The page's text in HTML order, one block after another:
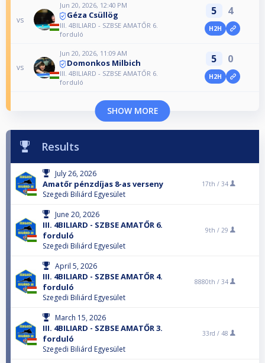
vs
Jun 20, 2026, 12:40 PM
Géza Csüllög
III. 4BILIARD - SZBSE AMATŐR 6.
forduló
5 4
H2H
vs
Jun 20, 2026, 11:09 AM
Domonkos Milbich
III. 4BILIARD - SZBSE AMATŐR 6.
forduló
5 0
H2H
SHOW MORE
Results
July 26, 2026
Amatőr pénzdíjas 8-as verseny
Szegedi Biliárd Egyesület
17th / 34
June 20, 2026
III. 4BILIARD - SZBSE AMATŐR 6.
forduló
Szegedi Biliárd Egyesület
9th / 29
April 5, 2026
III. 4BILIARD - SZBSE AMATŐR 4.
forduló
Szegedi Biliárd Egyesület
8880th / 34
March 15, 2026
III. 4BILIARD - SZBSE AMATŐR 3.
forduló
Szegedi Biliárd Egyesület
33rd / 48